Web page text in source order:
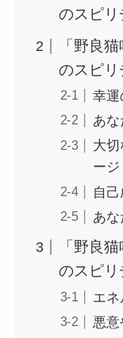
のスピリ
「野良
のスピ
幸運
あ
大
ージ
自
あ
「野良
のスピ
エ
悪